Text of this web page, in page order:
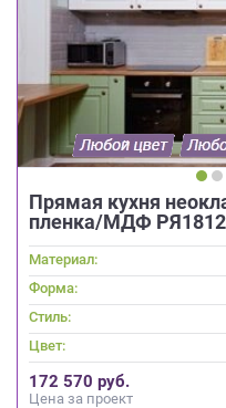
Прямая кухня
пленка/МДФ
Материал:
Форма:
Стиль:
Цвет:
172 570 руб.
Цена за проект